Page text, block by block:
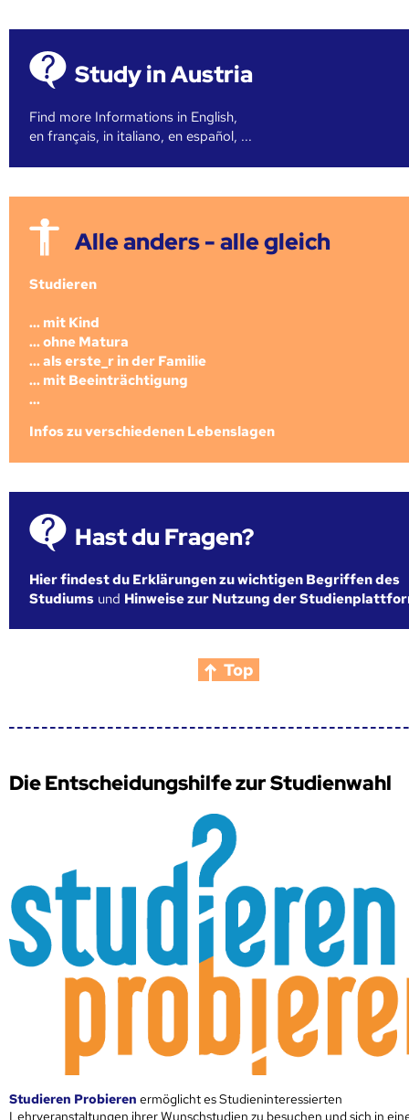
Study in Austria
Find more Informations in English,
en français, in italiano, en español, ...
Alle anders - alle gleich
Studieren
... mit Kind
... ohne Matura
... als erste_r in der Familie
... mit Beeinträchtigung
...
Infos zu verschiedenen Lebenslagen
Hast du Fragen?
Hier findest du Erklärungen zu wichtigen Begriffen des
Studiums und Hinweise zur Nutzung der
Top
Die Entscheidungshilfe zur Studienwahl
Studieren Probieren ermöglicht es Studieninteressierten
Lehrveranstaltungen ihrer Wunschstudien zu besuchen und sich in